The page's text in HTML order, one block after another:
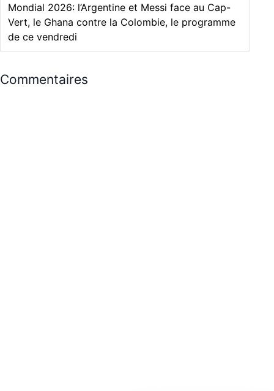
Mondial 2026: l’Argentine et Messi face au Cap-
Vert, le Ghana contre la Colombie, le programme
de ce vendredi
Commentaires